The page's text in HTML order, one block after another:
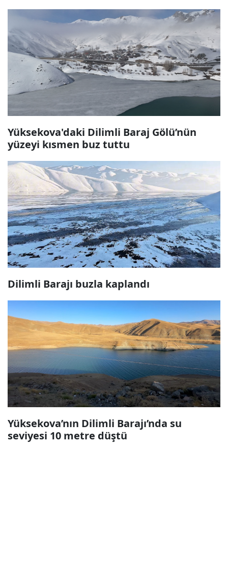
Yüksekova'daki Dilimli Baraj Gölü’nün
yüzeyi kısmen buz tuttu
Dilimli Barajı buzla kaplandı
Yüksekova’nın Dilimli Barajı’nda su
seviyesi 10 metre düştü